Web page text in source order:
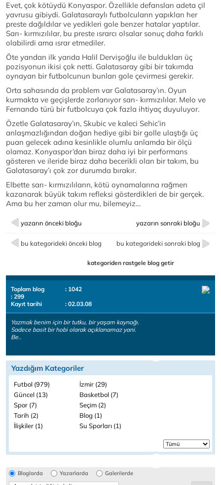
Evet, çok kötüydü Konyaspor. Özellikle defansları adeta çil
yavrusu gibiydi. Galatasaraylı futbolcuların yapıkları her
preste dağıldılar ve yedikleri gole benzer hatalar yaptılar.
Sarı- kırmızılılar, bu preste ısrarcı olsalar sonuç daha farklı
olabilirdi ama ısrar etmediler.
Öte yandan ilk yarıda Halil Dervişoğlu ile buldukları üç
pozisyonun ikisi çok netti. Galatasaray gibi bir takımda
oynayan bir futbolcunun bunları gole çevirmesi gerekir.
Orta sahasında da problem var Galatasaray’ın. Oyun
kurmakta ve geçişlerde zorlanıyor sarı- kırmızılılar. Melo ve
Fernando türü bir futbolcuya çok fazla ihtiyaç duyuluyor.
Özetle Galatasaray’ın, Skubic ve kaleci Sehic’in
anlaşmazlığından doğan hediye gibi bir golle ulaştığı üç
puan gelecek adına kesinlikle olumlu anlamda bir ölçü
olamaz. Konyaspor’dan biraz daha iyi bir performans
gösteren ve ileride biraz daha becerikli olan bir takım, bu
Galatasaray’ı çok zor durumda bırakır.
Elbette sarı- kırmızılıların, kötü oynamalarına rağmen
kazanarak büyük takım refleksi gösterdikleri de bir gerçek.
Ama bu her zaman olur mu, bilemeyiz…
yazarın önceki bloğu yazarın sonraki bloğu
bu kategorideki önceki blog bu kategorideki sonraki blog
kategoriden rastgele blog getir
Toplam blog
: 1042
: 299
Kayıt tarihi
: 02.03.08
Yazmak benim için bir tutku, bir yaşam kaynağı.
Sadece basit bir hobi olarak açıklanamaz yani.
Be..
Yazdığım Kategoriler
Futbol (979)
İzmir (29)
Güncel (13)
Basketbol (7)
Spor (7)
Seçim (2)
Tarih (2)
Blog (1)
İlişkiler (1)
Su Sporları (1)
Bloglarda Yazarlarda Galerilerde